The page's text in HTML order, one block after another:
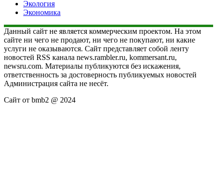
Экология
Экономика
Данный сайт не является коммерческим проектом. На этом
сайте ни чего не продают, ни чего не покупают, ни какие
услуги не оказываются. Сайт представляет собой ленту
новостей RSS канала news.rambler.ru, kommersant.ru,
newsru.com. Материалы публикуются без искажения,
ответственность за достоверность публикуемых новостей
Администрация сайта не несёт.
Сайт от bmb2 @ 2024